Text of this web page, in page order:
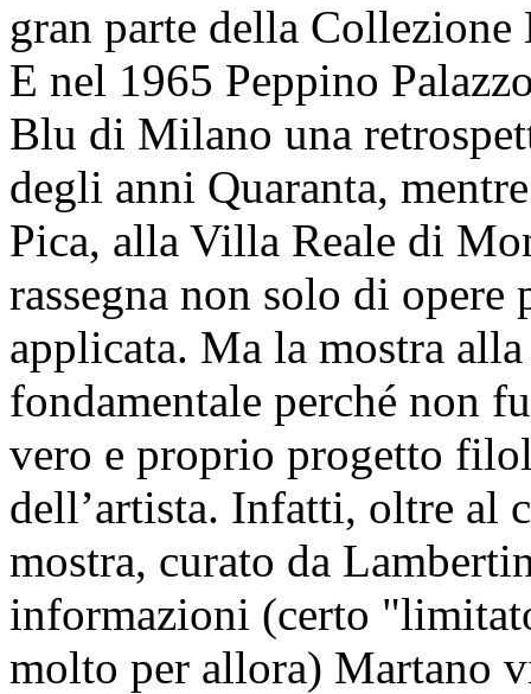
gran parte della
E nel 1965 Peppino
Blu di Milano una
degli anni Quaranta,
Pica, alla Villa Reale di
rassegna non solo di
applicata. Ma la mostra
fondamentale perché non
vero e proprio progetto
dell’artista. Infatti, oltre al
mostra, curato da
informazioni (certo
molto per allora) Martano